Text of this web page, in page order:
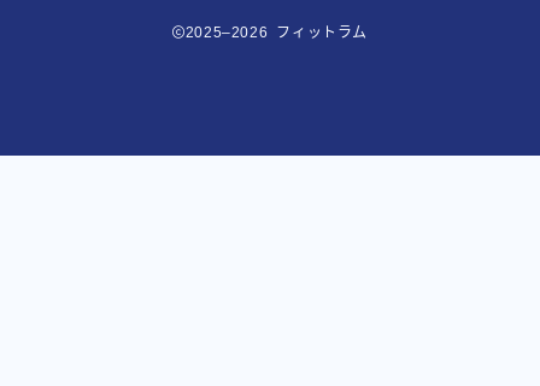
2025–2026 フィットラム